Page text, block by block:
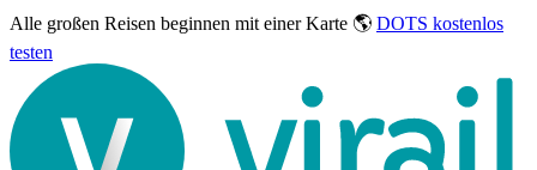
Alle großen Reisen beginnen mit einer Karte 🌎 DOTS kostenlos
testen